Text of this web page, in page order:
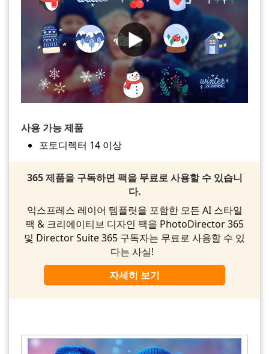
사용 가능 제품
포토디렉터 14 이상
365 제품을 구독하면 팩을 무료로 사용할 수 있습니
다.
익스프레스 레이어 템플릿을 포함한 모든 AI 스타일
팩 & 크리에이티브 디자인 팩을 PhotoDirector 365
및 Director Suite 365 구독자는 무료로 사용할 수 있
다는 사실!
자세히 보기